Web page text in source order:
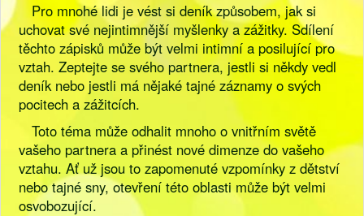
Pro mnohé lidi je vést si deník způsobem, jak si
uchovat své nejintimnější myšlenky a zážitky. Sdílení
těchto zápisků může být velmi intimní a posilující pro
vztah. Zeptejte se svého partnera, jestli si někdy vedl
deník nebo jestli má nějaké tajné záznamy o svých
pocitech a zážitcích.
Toto téma může odhalit mnoho o vnitřním světě
vašeho partnera a přinést nové dimenze do vašeho
vztahu. Ať už jsou to zapomenuté vzpomínky z dětství
nebo tajné sny, otevření této oblasti může být velmi
osvobozující.